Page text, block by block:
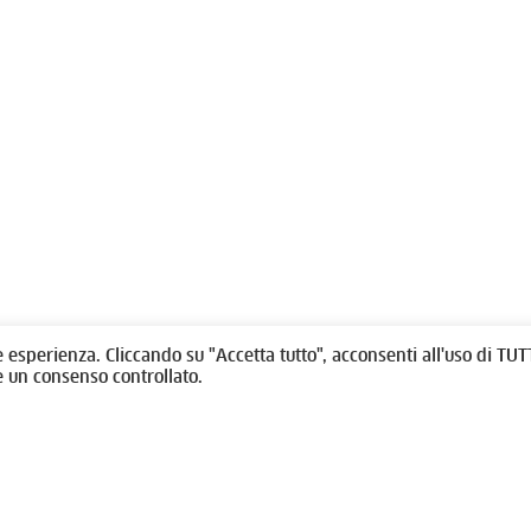
Cliccando su "Accetta tutto", acconsenti all'uso di
consenso controllato.